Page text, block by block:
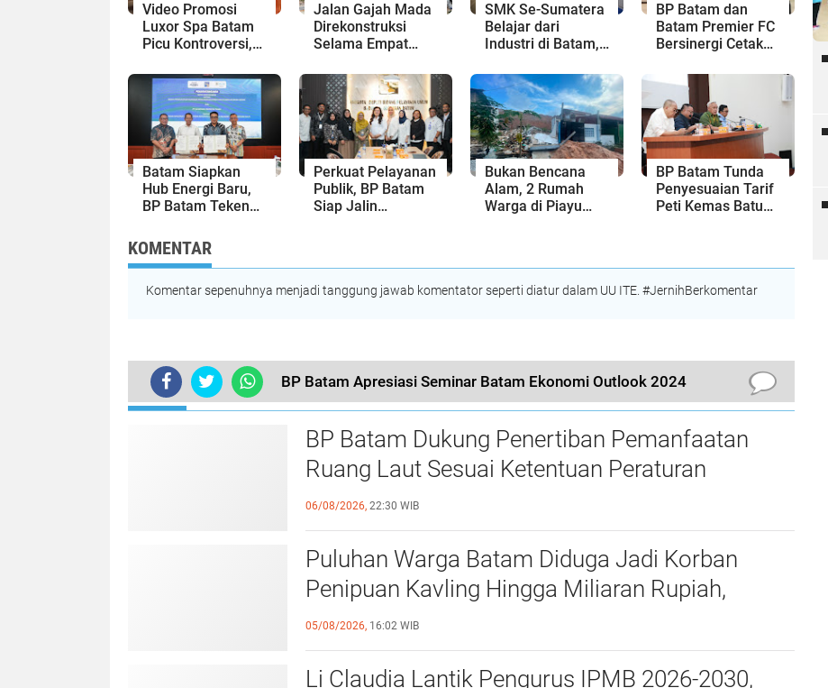
Video Promosi
Luxor Spa Batam
Picu Kontroversi,
Sensual
Jalan Gajah Mada
Direkonstruksi
Selama Empat
Rekayasa Lalu
Lintasnya
SMK Se-Sumatera
Belajar dari
Industri di Batam,
Siap Kerja Era
Digital
BP Batam dan
Batam Premier FC
Bersinergi Cetak
Sepak Bola Kepri
Batam Siapkan
Hub Energi Baru,
BP Batam Teken
Strategis dengan
Panbil Group dan
PLN Batam
Perkuat Pelayanan
Publik, BP Batam
Siap Jalin
Bukan Bencana
Alam, 2 Rumah
Warga di Piayu
BP Batam Tunda
Penyesuaian Tarif
Peti Kemas Batu
KOMENTAR
Komentar sepenuhnya menjadi tanggung jawab komentator seperti diatur dalam UU ITE. #JernihBerkomentar
BP Batam Apresiasi Seminar Batam Ekonomi Outlook 2024
TERKINI
BP Batam Dukung Penertiban Pemanfaatan
Ruang Laut Sesuai Ketentuan Peraturan
Perundang-undangan
06/08/2026, 22:30 WIB
Puluhan Warga Batam Diduga Jadi Korban
Penipuan Kavling Hingga Miliaran Rupiah,
Laporan ke Polda Kepri Jalan di Tempat?
05/08/2026, 16:02 WIB
Li Claudia Lantik Pengurus IPMB 2026-2030,